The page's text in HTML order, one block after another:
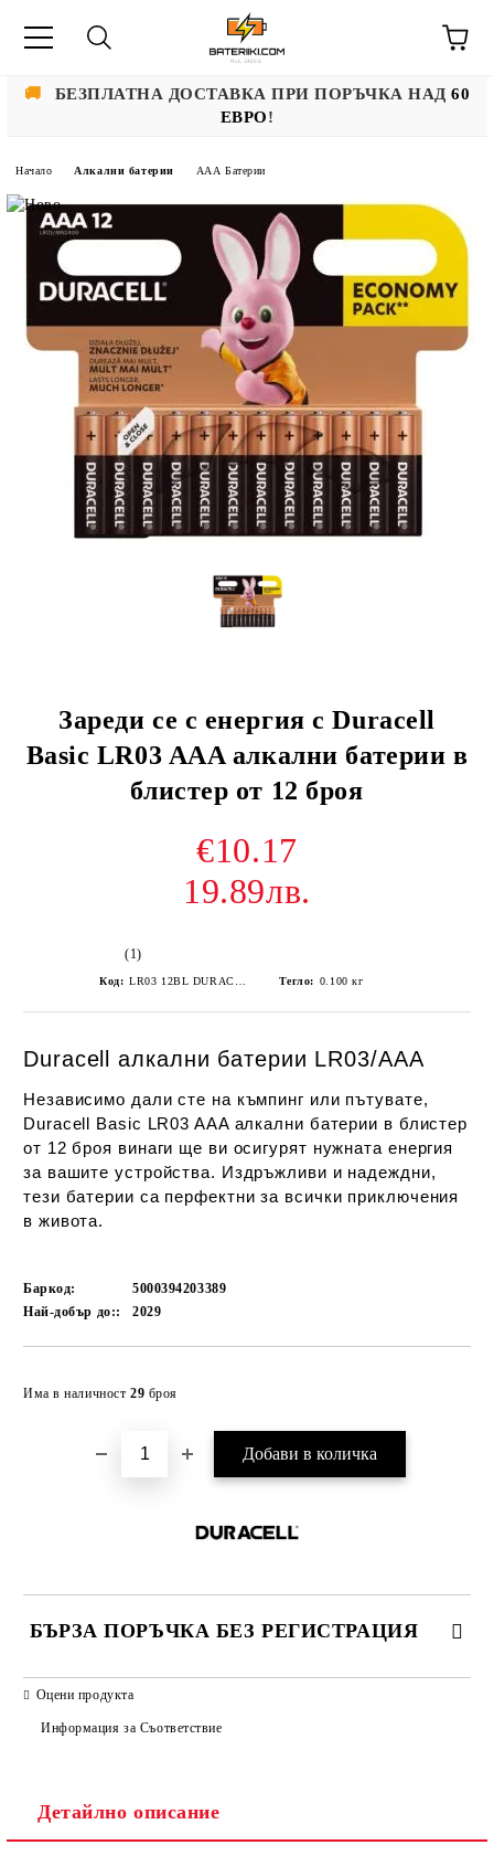
🚚 БЕЗПЛАТНА ДОСТАВКА ПРИ ПОРЪЧКА НАД60
ЕВРО!
Начало Алкални батерии ААА Батерии
Зареди се с енергия с Duracell
Basic LR03 AAA алкални батерии в
блистер от 12 броя
€10.17
19.89лв.
(1)
Код: Тегло: 0.100 кг
Duracell алкални батерии LR03/AAA
Независимо дали сте на къмпинг или пътувате,
Duracell Basic LR03 AAA алкални батерии в блистер
от 12 броя винаги ще ви осигурят нужната енергия
за вашите устройства. Издръжливи и надеждни,
тези батерии са перфектни за всички приключения
в живота.
Баркод:
5000394203389
Най-добър до::
2029
Има в наличност 29 броя
БЪРЗА ПОРЪЧКА БЕЗ РЕГИСТРАЦИЯ
Съгласен съм с
Ние ще се свържем с вас в рамките на работния ден.
Оцени продукта
Информация за Съответствие
Детайлно описание